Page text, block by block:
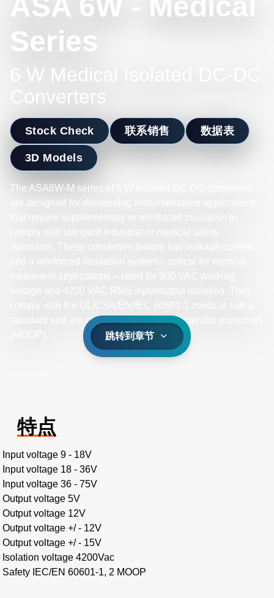
ASA 6W - Medical
Series
6 W Medical Isolated DC-DC
Converters
Stock Check 联系销售 数据表
3D Models
The ASA6W-M series of 6 W isolated DC-DC converters
are designed for demanding instrumentation applications
standard and are rated for 2X means of operator protection
跳转到章节
特点
Input voltage 9 - 18V
Input voltage 18 - 36V
Input voltage 36 - 75V
Output voltage 5V
Output voltage 12V
Output voltage +/ - 12V
Output voltage +/ - 15V
Isolation voltage 4200Vac
Safety IEC/EN 60601-1, 2 MOOP